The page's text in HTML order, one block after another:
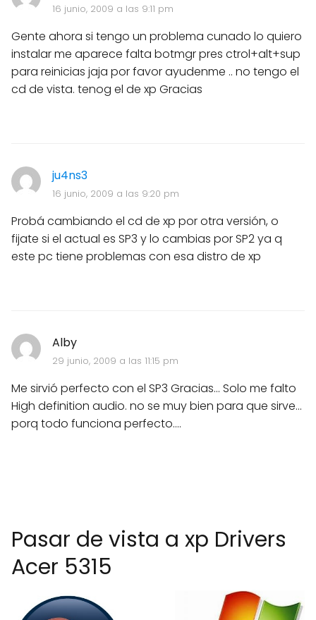
16 junio, 2009 a las 9:11 pm
Gente ahora si tengo un problema cunado lo quiero
instalar me aparece falta botmgr pres ctrol+alt+sup
para reinicias jaja por favor ayudenme .. no tengo el
cd de vista. tenog el de xp Gracias
ju4ns3
16 junio, 2009 a las 9:20 pm
Probá cambiando el cd de xp por otra versión, o
fijate si el actual es SP3 y lo cambias por SP2 ya q
este pc tiene problemas con esa distro de xp
Alby
29 junio, 2009 a las 11:15 pm
Me sirvió perfecto con el SP3 Gracias... Solo me falto
High definition audio. no se muy bien para que sirve...
porq todo funciona perfecto....
Pasar de vista a xp Drivers
Acer 5315